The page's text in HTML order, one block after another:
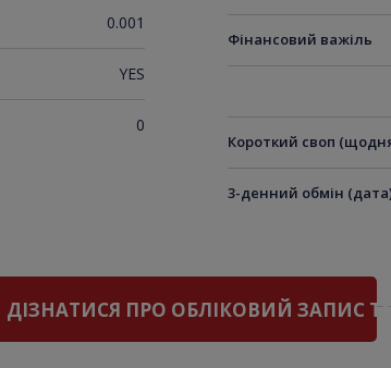
0.001
YES
0
Фінансовий важіль
Короткий своп
3-денний обмін
ДІЗНАТИСЯ ПРО ОБЛІКОВИЙ ЗАПИС